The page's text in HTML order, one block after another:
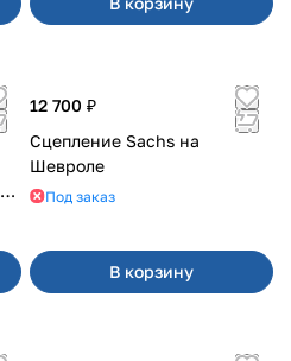
12 700 ₽
Сцепление Sachs на
Шевроле
Под заказ
В корзину